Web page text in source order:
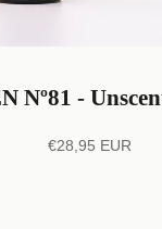
Nº81 -
REA-pris
€28,95 EUR